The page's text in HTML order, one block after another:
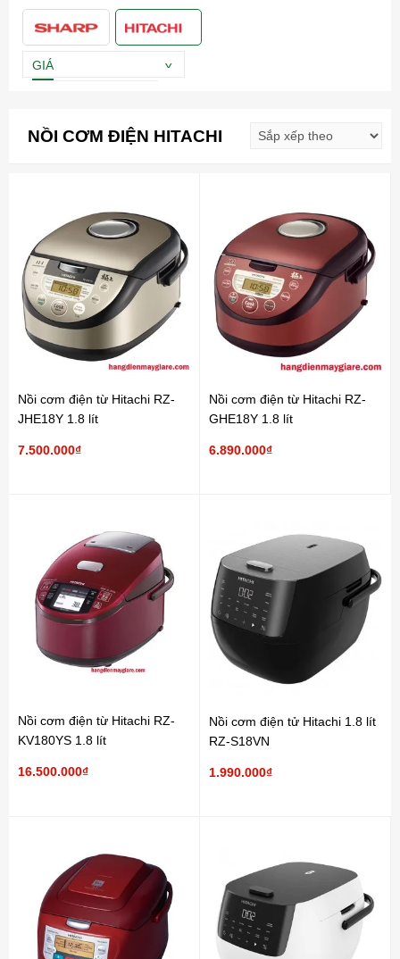
những ưu điểm vượt trội của
nồi cơm điện Hitachi
HIện tại Nồi cơm điện Hitachi gồm 2 dòng sản phẩm chính là;
Nồi cơm điện tử và Nồi cơm cao tần
Hitachi Xóa hết
GIÁ
NỒI CƠM ĐIỆN HITACHI
Nồi cơm điện từ Hitachi RZ-
JHE18Y 1.8 lít
7.500.000₫
Nồi cơm điện từ Hitachi RZ-
GHE18Y 1.8 lít
6.890.000₫
Nồi cơm điện từ Hitachi RZ-
KV180YS 1.8 lít
16.500.000₫
Nồi cơm điện tử Hitachi 1.8 lít
RZ-S18VN
1.990.000₫